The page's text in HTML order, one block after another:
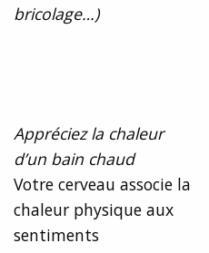
bricolage…)
Appréciez la chaleur
d’un bain chaud
Votre cerveau associe la
chaleur physique aux
sentiments